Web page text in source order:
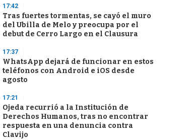
17:42
Tras fuertes tormentas, se cayó el muro
del Ubilla de Melo y preocupa por el
debut de Cerro Largo en el Clausura
17:37
WhatsApp dejará de funcionar en estos
teléfonos con Android e iOS desde
agosto
17:21
Ojeda recurrió a la Institución de
Derechos Humanos, tras no encontrar
respuesta en una denuncia contra
Clavijo